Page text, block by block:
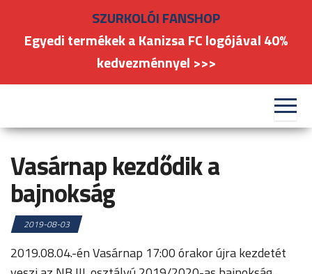
FC
#kanizsafoci
Vasárnap kezdődik a
bajnokság
2019-08-03
2019.08.04.-én Vasárnap 17:00 órakor újra kezdetét
SZURKOLÓI FANSHOP
Egyedi termékek a Kanizsa FC logójával 40%
kedvezménnyel >>>